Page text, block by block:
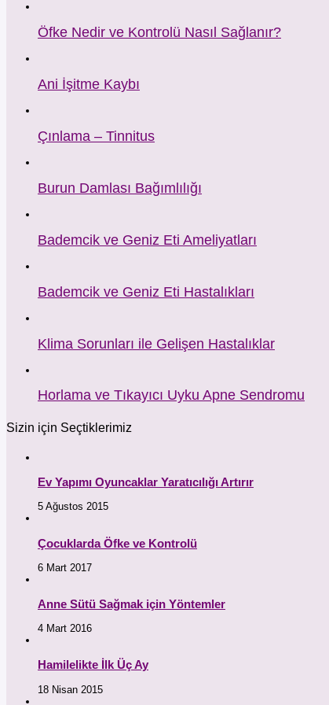
Öfke Nedir ve Kontrolü Nasıl Sağlanır?
Ani İşitme Kaybı
Çınlama – Tinnitus
Burun Damlası Bağımlılığı
Bademcik ve Geniz Eti Ameliyatları
Bademcik ve Geniz Eti Hastalıkları
Klima Sorunları ile Gelişen Hastalıklar
Horlama ve Tıkayıcı Uyku Apne Sendromu
Sizin için Seçtiklerimiz
Ev Yapımı Oyuncaklar Yaratıcılığı Artırır
5 Ağustos 2015
Çocuklarda Öfke ve Kontrolü
6 Mart 2017
Anne Sütü Sağmak için Yöntemler
4 Mart 2016
Hamilelikte İlk Üç Ay
18 Nisan 2015